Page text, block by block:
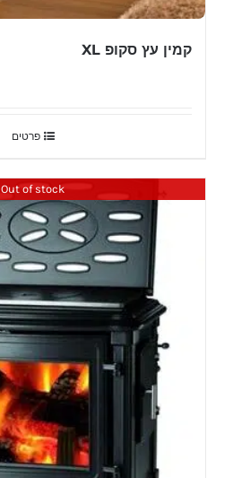
קמין עץ סקופ XL
פרטים
Out of stock